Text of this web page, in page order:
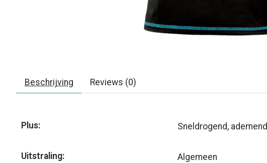
Beschrijving Reviews (0)
Plus: Sneldrogend, ademend
Uitstraling: Algemeen